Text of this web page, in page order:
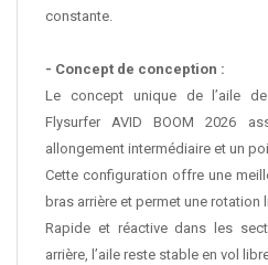
constante.
- Concept de conception :
Le concept unique de l’aile
Flysurfer AVIDBOOM2026
allongement intermédiaire et un
Cette configuration offre une
bras arrière et permet une rotation
Rapide et réactive dans les
arrière, l’aile reste stable en vol